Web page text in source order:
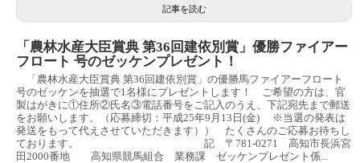
記事を読む
「農林水産大臣賞典 第36回建依別賞」優勝ファイアー
フロート 号のゼッケンプレゼント！
「農林水産大臣賞典 第36回建依別賞」の優勝馬ファイアーフロート
号のゼッケンを抽選で1名様にプレゼントします！ ご希望の方は、官
製はがきに①住所②氏名③電話番号をご記入のうえ、下記宛先まで郵送
をお願いします。（応募締切：平成25年9月13日(金) ※当選の発表は
発送をもって代えさせていただきます）） たくさんのご応募お待ちし
ております。 記 〒781-0271 高知市長浜宮
田2000番地 高知県競馬組合 業務課 ゼッケンプレゼント係...